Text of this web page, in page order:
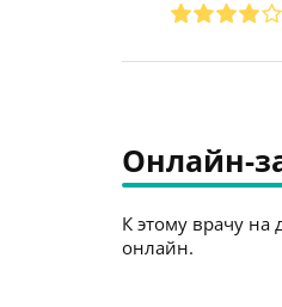
Онлайн-
К этому врачу на
онлайн.